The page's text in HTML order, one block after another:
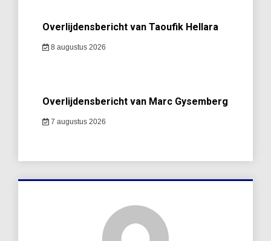
Overlijdensbericht van Taoufik Hellara
8 augustus 2026
Overlijdensbericht van Marc Gysemberg
7 augustus 2026